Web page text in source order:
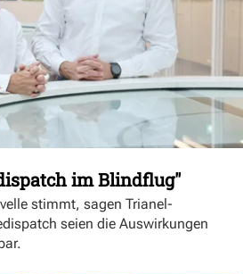
im Blindflug"
stimmt, sagen Trianel-
seien die Auswirkungen